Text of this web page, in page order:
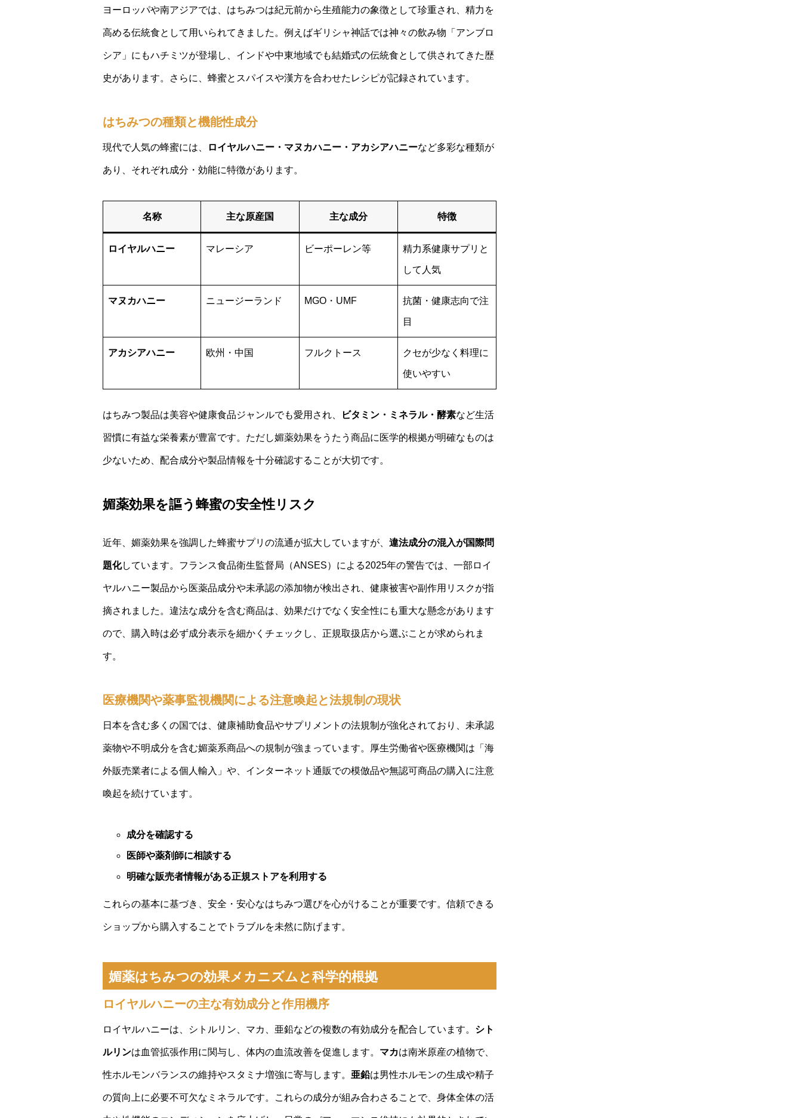
ヨーロッパや南アジアでは、はちみつは紀元前から生殖能力の象徴として珍重され、精力を
高める伝統食として用いられてきました。例えばギリシャ神話では神々の飲み物「アンブロ
シア」にもハチミツが登場し、インドや中東地域でも結婚式の伝統食として供されてきた歴
史があります。さらに、蜂蜜とスパイスや漢方を合わせたレシピが記録されています。
はちみつの種類と機能性成分
現代で人気の蜂蜜には、 ロイヤルハニー・マヌカハニー・アカシアハニーなど多彩な種類が
あり、それぞれ成分・効能に特徴があります。
名称 主な原産国 主な成分 特徴
ロイヤルハニー マレーシア ビーポーレン等 精力系健康サプリと
して人気
マヌカハニー ニュージーランド MGO・UMF 抗菌・健康志向で注
目
アカシアハニー 欧州・中国 フルクトース クセが少なく料理に
使いやすい
はちみつ製品は美容や健康食品ジャンルでも愛用され、 ビタミン・ミネラル・酵素など生活
習慣に有益な栄養素が豊富です。ただし媚薬効果をうたう商品に医学的根拠が明確なものは
少ないため、配合成分や製品情報を十分確認することが大切です。
媚薬効果を謳う蜂蜜の安全性リスク
近年、媚薬効果を強調した蜂蜜サプリの流通が拡大していますが、 違法成分の混入が国際問
題化しています。フランス食品衛生監督局（ANSES）による2025年の警告では、一部ロイ
ヤルハニー製品から医薬品成分や未承認の添加物が検出され、健康被害や副作用リスクが指
摘されました。違法な成分を含む商品は、効果だけでなく安全性にも重大な懸念があります
ので、購入時は必ず成分表示を細かくチェックし、正規取扱店から選ぶことが求められま
す。
医療機関や薬事監視機関による注意喚起と法規制の現状
日本を含む多くの国では、健康補助食品やサプリメントの法規制が強化されており、未承認
薬物や不明成分を含む媚薬系商品への規制が強まっています。厚生労働省や医療機関は「海
外販売業者による個人輸入」や、インターネット通販での模倣品や無認可商品の購入に注意
喚起を続けています。
成分を確認する
医師や薬剤師に相談する
明確な販売者情報がある正規ストアを利用する
これらの基本に基づき、安全・安心なはちみつ選びを心がけることが重要です。信頼できる
ショップから購入することでトラブルを未然に防げます。
媚薬はちみつの効果メカニズムと科学的根拠
ロイヤルハニーの主な有効成分と作用機序
ロイヤルハニーは、シトルリン、マカ、亜鉛などの複数の有効成分を配合しています。 シト
ルリンは血管拡張作用に関与し、体内の血流改善を促進します。 マカは南米原産の植物で、
性ホルモンバランスの維持やスタミナ増強に寄与します。 亜鉛は男性ホルモンの生成や精子
の質向上に必要不可欠なミネラルです。これらの成分が組み合わさることで、身体全体の活